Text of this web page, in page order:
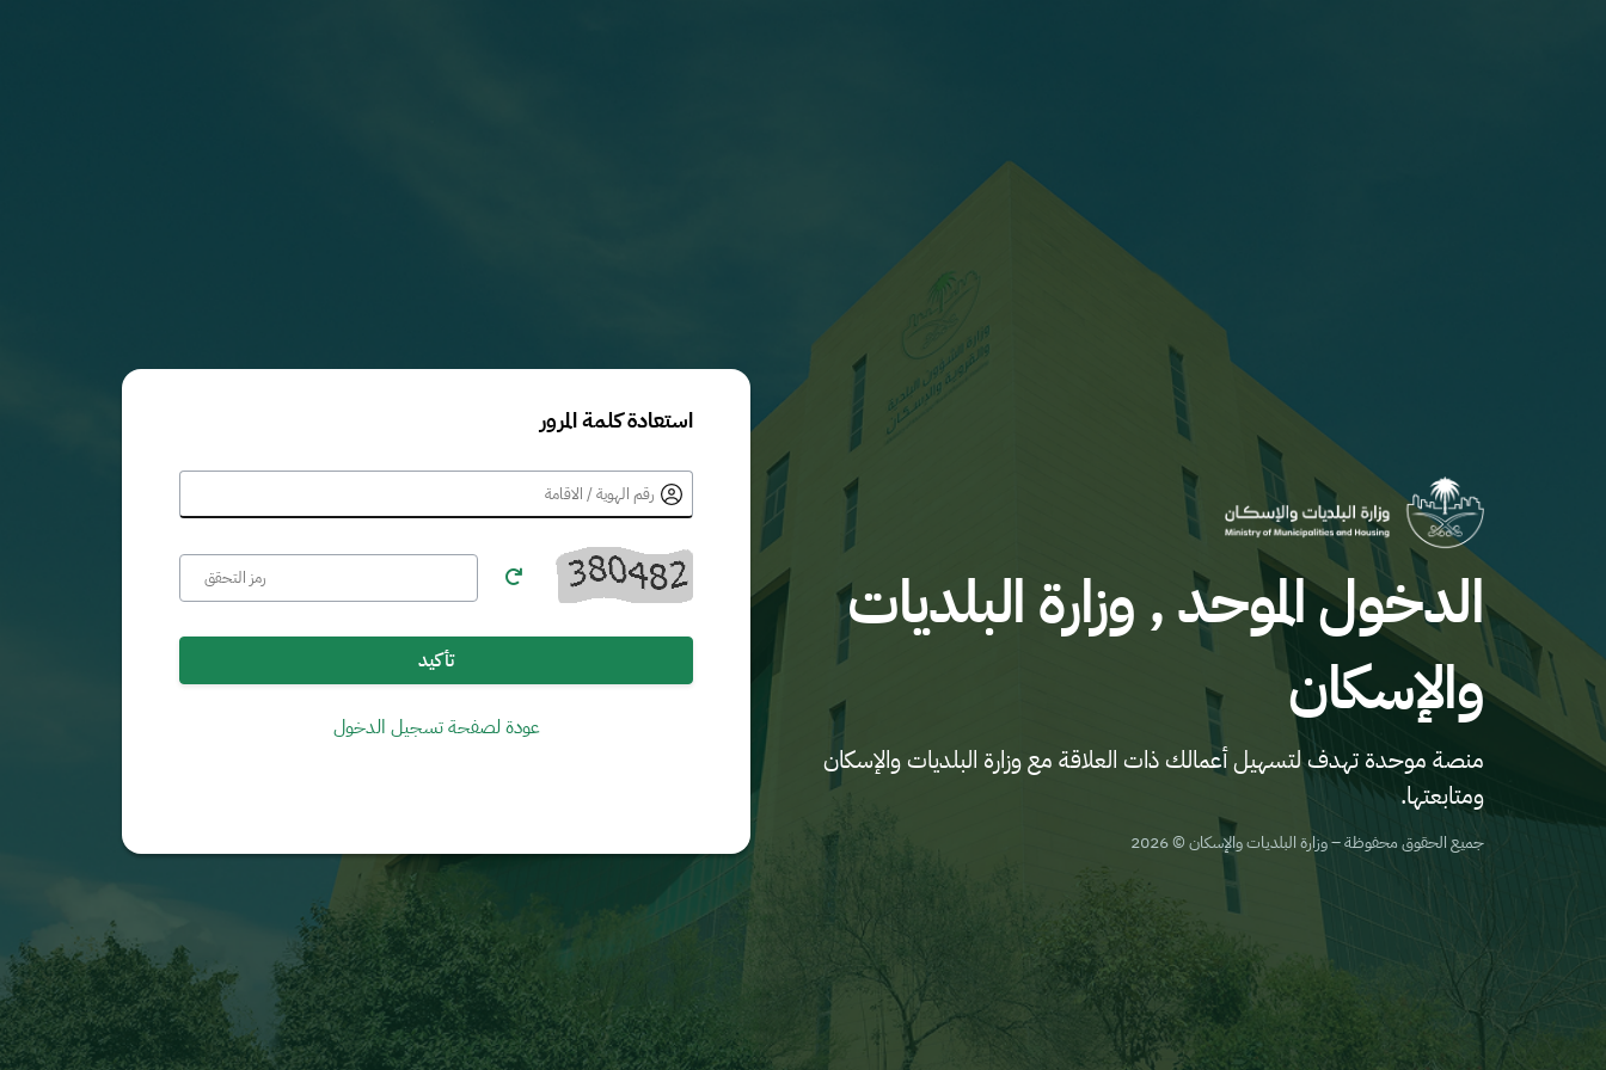
الدخول الموحد , وزارة البلديات
والإسكان
منصة موحدة تهدف لتسهيل أعمالك ذات العلاقة مع وزارة البلديات والإسكان
ومتابعتها.
جميع الحقوق محفوظة – وزارة البلديات والإسكان © 2026
استعادة كلمة المرور
تأكيد
عودة لصفحة تسجيل الدخول